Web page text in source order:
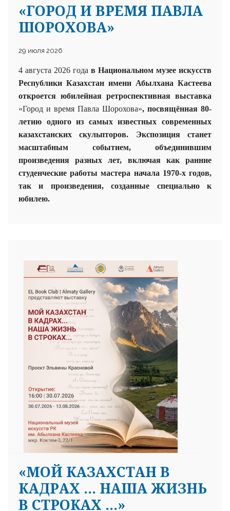
«ГОРОД И ВРЕМЯ ПАВЛА
ШОРОХОВА»
29 июля 2026
4 августа 2026 года в Национальном музее искусств
Республики Казахстан имени Абылхана Кастеева
откроется юбилейная ретроспективная выставка
«Город и время Павла Шорохова», посвящённая 80-
летию одного из самых известных современных
казахстанских скульпторов. Экспозиция станет
масштабным событием, объединившим
произведения разных лет, включая как ранние
студенческие работы мастера начала 1970-х годов,
так и произведения, созданные специально к
юбилею.
«МОЙ КАЗАХСТАН В
КАДРАХ … НАША ЖИЗНЬ
В СТРОКАХ …»